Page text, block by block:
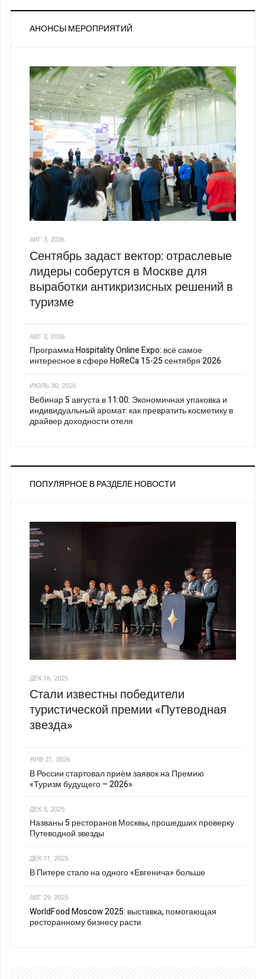
АНОНСЫ МЕРОПРИЯТИЙ
АВГ 3, 2026
Сентябрь задаст вектор: отраслевые
лидеры соберутся в Москве для
выработки антикризисных решений в
туризме
АВГ 3, 2026
Программа Hospitality Online Expo: всё самое
интересное в сфере HoReCa 15-25 сентября 2026
ИЮЛЬ 30, 2026
Вебинар 5 августа в 11:00: Экономичная упаковка и
индивидуальный аромат: как превратить косметику в
драйвер доходности отеля
ПОПУЛЯРНОЕ В РАЗДЕЛЕ НОВОСТИ
ДЕК 16, 2025
Стали известны победители
туристической премии «Путеводная
звезда»
ЯНВ 21, 2026
В России стартовал приём заявок на Премию
«Туризм будущего – 2026»
ДЕК 5, 2025
Названы 5 ресторанов Москвы, прошедших проверку
Путеводной звезды
ДЕК 11, 2025
В Питере стало на одного «Евгенича» больше
АВГ 29, 2025
WorldFood Moscow 2025: выставка, помогающая
ресторанному бизнесу расти